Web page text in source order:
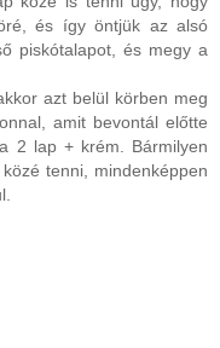
és így öntjük az alsó
piskótalapot, és megy a
azt belül körben meg
amit bevontál előtte
2 lap + krém. Bármilyen
tenni, mindenképpen